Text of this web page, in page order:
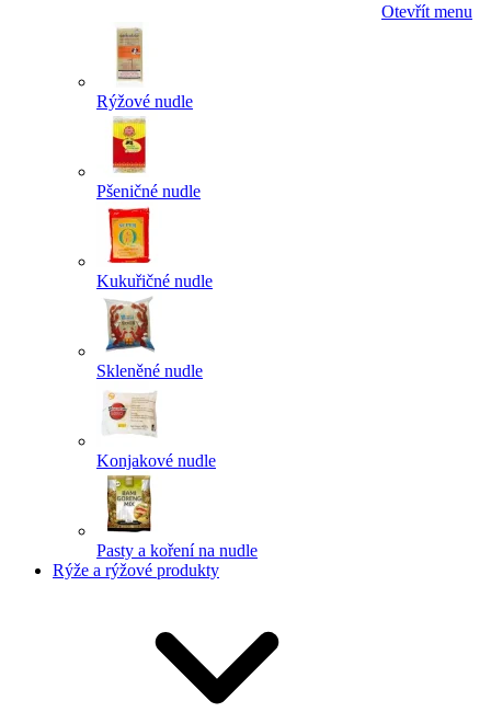
Otevřít menu
Rýžové nudle
Pšeničné nudle
Kukuřičné nudle
Skleněné nudle
Konjakové nudle
Pasty a koření na nudle
Rýže a rýžové produkty